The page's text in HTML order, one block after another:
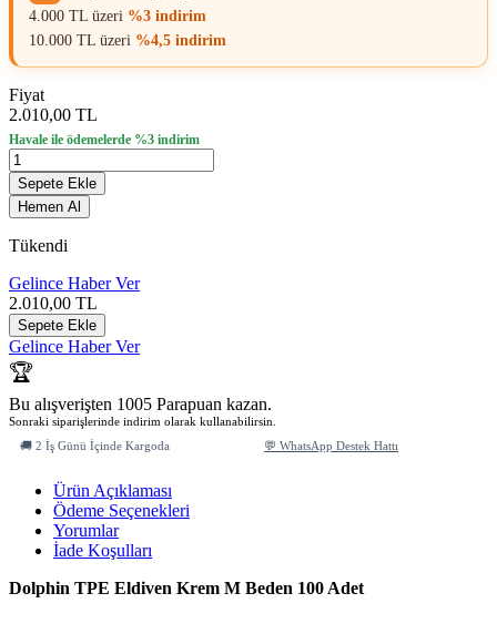
4.000 TL üzeri %3 indirim
10.000 TL üzeri %4,5 indirim
Fiyat
2.010,00 TL
Havale ile ödemelerde %3 indirim
Sepete Ekle
Hemen Al
Tükendi
Gelince Haber Ver
2.010,00 TL
Sepete Ekle
Gelince Haber Ver
🏆
Bu alışverişten 1005 Parapuan kazan.
Sonraki siparişlerinde indirim olarak kullanabilirsin.
🚚 2 İş Günü İçinde Kargoda
💬 WhatsApp Destek Hattı
Ürün Açıklaması
Ödeme Seçenekleri
Yorumlar
İade Koşulları
Dolphin TPE Eldiven Krem M Beden 100 Adet